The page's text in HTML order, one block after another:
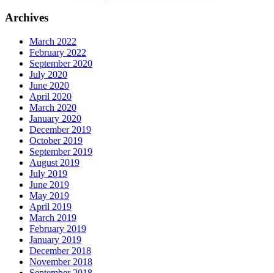
Archives
March 2022
February 2022
September 2020
July 2020
June 2020
April 2020
March 2020
January 2020
December 2019
October 2019
September 2019
August 2019
July 2019
June 2019
May 2019
April 2019
March 2019
February 2019
January 2019
December 2018
November 2018